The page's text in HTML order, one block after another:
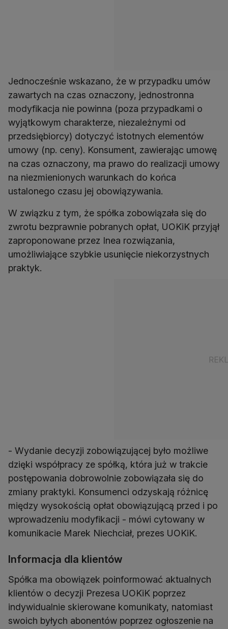
Jednocześnie wskazano, że w przypadku umów
zawartych na czas oznaczony, jednostronna
modyfikacja nie powinna (poza przypadkami o
wyjątkowym charakterze, niezależnymi od
przedsiębiorcy) dotyczyć istotnych elementów
umowy (np. ceny). Konsument, zawierając umowę
na czas oznaczony, ma prawo do realizacji umowy
na niezmienionych warunkach do końca
ustalonego czasu jej obowiązywania.
W związku z tym, że spółka zobowiązała się do
zwrotu bezprawnie pobranych opłat, UOKiK przyjął
zaproponowane przez Inea rozwiązania,
umożliwiające szybkie usunięcie niekorzystnych
praktyk.
- Wydanie decyzji zobowiązującej było możliwe
dzięki współpracy ze spółką, która już w trakcie
postępowania dobrowolnie zobowiązała się do
zmiany praktyki. Konsumenci odzyskają różnicę
między wysokością opłat obowiązującą przed i po
wprowadzeniu modyfikacji - mówi cytowany w
komunikacie Marek Niechciał, prezes UOKiK.
Informacja dla klientów
Spółka ma obowiązek poinformować aktualnych
klientów o decyzji Prezesa UOKiK poprzez
indywidualnie skierowane komunikaty, natomiast
swoich byłych abonentów poprzez ogłoszenie na